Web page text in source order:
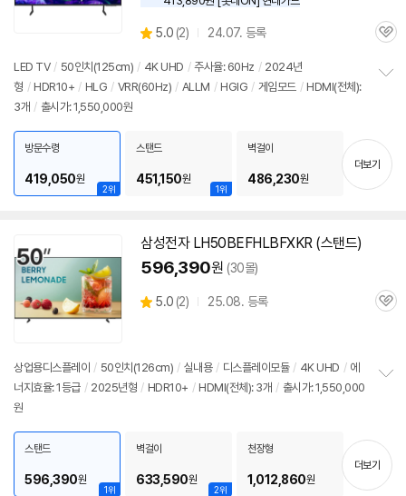
별
점
5.0 (상
리
뷰
2) 24.07. 등록
관
LED TV / 50인치 (125cm) / 4K UHD / 주사율: 60Hz / 2024년
형 / HDR10+ / HLG / VRR(60Hz) / ALLM / HGIG / 게임모드 / HDMI(전체):
3개 / 출시가: 1,550,000원
기
2위
방문수령
419,050원
1위
스탠드
451,150원
벽걸이
486,230원
더보기
삼성전자 LH50BEFHLBFXKR (스탠드)
596,390원 (30몰)
별
5.0 (상
뷰
2) 25.08. 등록
관
상업용디스플레이 / 50인치 (126cm) / 실내용 / 디스플레이모듈 / 4K UHD / 에
너지효율: 1등급 / 2025년형 / HDR10+ / HDMI(전체): 3개 / 출시가: 1,550,000
원
기
1위
스탠드
596,390원
2위
벽걸이
633,590원
천장형
1,012,860원
더보기